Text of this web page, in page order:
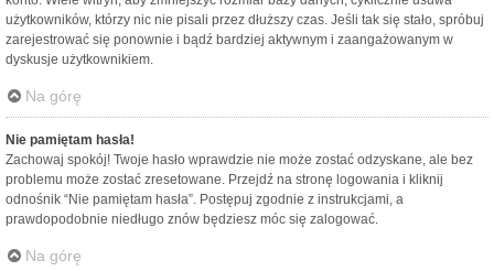
użytkowników, którzy nic nie pisali przez dłuższy czas. Jeśli tak się stało, spróbuj
zarejestrować się ponownie i bądź bardziej aktywnym i zaangażowanym w
dyskusje użytkownikiem.
Na górę
Nie pamiętam hasła!
Zachowaj spokój! Twoje hasło wprawdzie nie może zostać odzyskane, ale bez
problemu może zostać zresetowane. Przejdź na stronę logowania i kliknij
odnośnik “Nie pamiętam hasła”. Postępuj zgodnie z instrukcjami, a
prawdopodobnie niedługo znów będziesz móc się zalogować.
Na górę